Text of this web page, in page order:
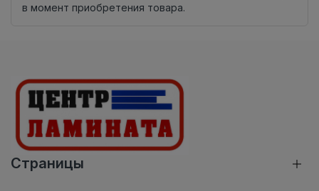
в момент приобретения товара.
Страницы